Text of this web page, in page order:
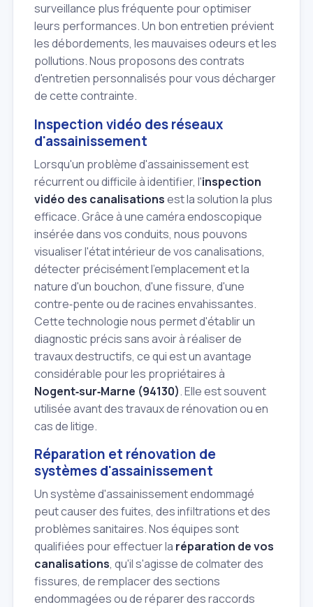
surveillance plus fréquente pour optimiser
leurs performances. Un bon entretien prévient
les débordements, les mauvaises odeurs et les
pollutions. Nous proposons des contrats
d'entretien personnalisés pour vous décharger
de cette contrainte.
Inspection vidéo des réseaux
d'assainissement
Lorsqu'un problème d'assainissement est
récurrent ou difficile à identifier, l'inspection
vidéo des canalisationsest la solution la plus
efficace. Grâce à une caméra endoscopique
insérée dans vos conduits, nous pouvons
visualiser l'état intérieur de vos canalisations,
détecter précisément l'emplacement et la
nature d'un bouchon, d'une fissure, d'une
contre‑pente ou de racines envahissantes.
Cette technologie nous permet d'établir un
diagnostic précis sans avoir à réaliser de
travaux destructifs, ce qui est un avantage
considérable pour les propriétaires à
Nogent‑sur‑Marne (94130). Elle est souvent
utilisée avant des travaux de rénovation ou en
cas de litige.
Réparation et rénovation de
systèmes d'assainissement
Un système d'assainissement endommagé
peut causer des fuites, des infiltrations et des
problèmes sanitaires. Nos équipes sont
qualifiées pour effectuer la réparation de vos
canalisations, qu'il s'agisse de colmater des
fissures, de remplacer des sections
endommagées ou de réparer des raccords